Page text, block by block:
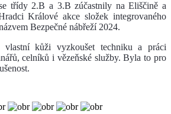
třídy 2.B a 3.B zúčastnily na Eliščině a
Králové akce složek integrovaného
Bezpečné nábřeží 2024.
kůži vyzkoušet techniku a práci
celníků i vězeňské služby. Byla to pro